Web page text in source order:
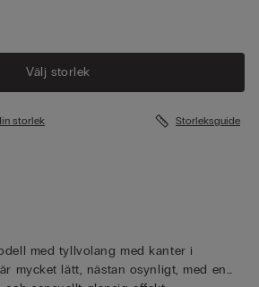
Välj storlek
storlek Storleksguide
med tyllvolang med kanter i
mycket lätt, nästan osynligt, med en